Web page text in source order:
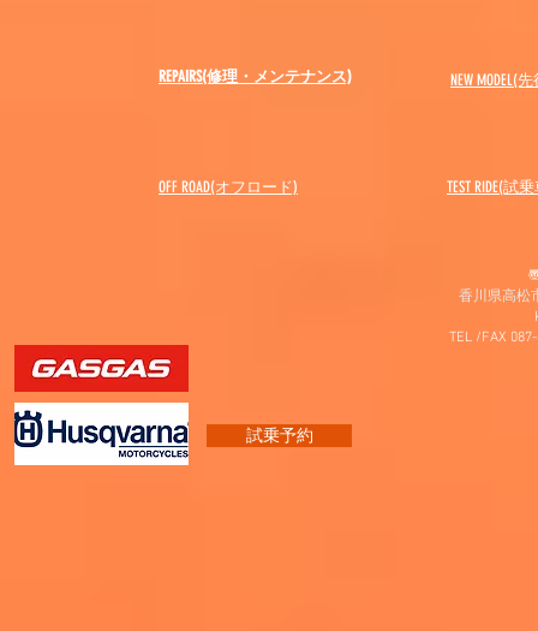
REPAIRS(修理・メンテナンス) NEW MODEL(先
OFF ROAD(オフロード) ​TEST RIDE(試
試乗予約
香川県高松
TEL /FAX